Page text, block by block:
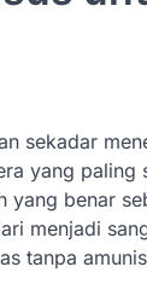
sekadar
yang
benar
menjadi
tanpa